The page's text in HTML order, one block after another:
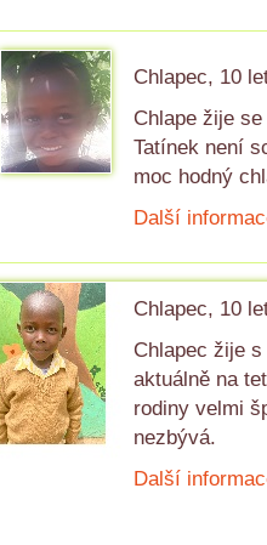
Chlapec, 10
Chlape žije
Tatínek není
moc hodný
Další
Chlapec, 10
Chlapec žije
aktuálně na
rodiny velmi
nezbývá.
Další